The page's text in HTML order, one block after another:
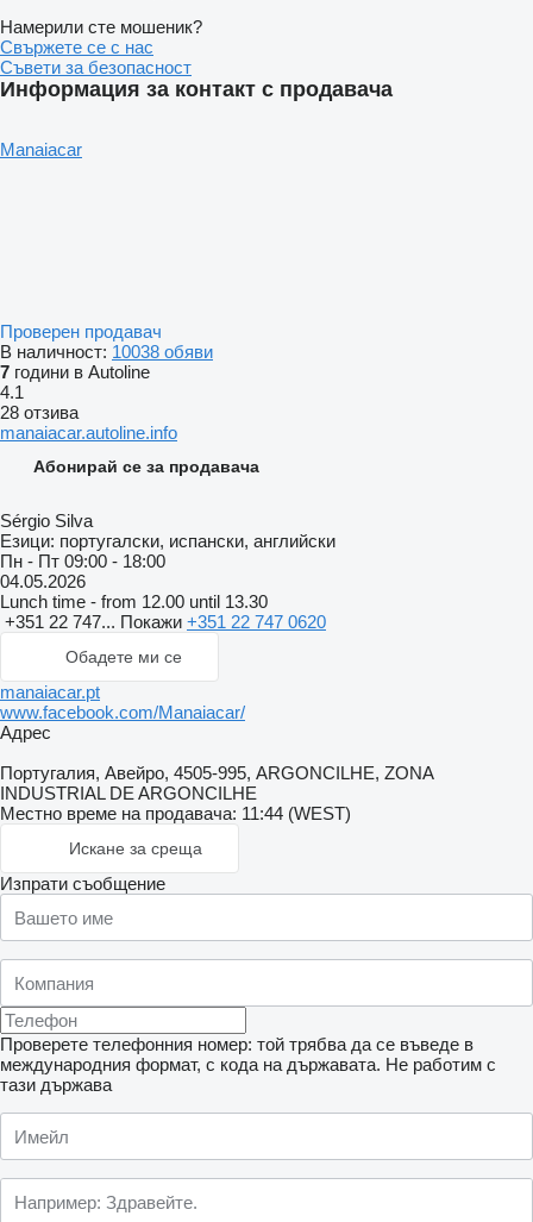
Намерили сте мошеник?
Свържете се с нас
Съвети за безопасност
Информация за контакт с продавача
Manaiacar
Проверен продавач
В наличност: 10038 обяви
7 години в Autoline
4.1
28 отзива
manaiacar.autoline.info
Абонирай се за продавача
Sérgio Silva
Езици: португалски, испански, английски
Пн - Пт 09:00 - 18:00
04.05.2026
Lunch time - from 12.00 until 13.30
+351 22 747... Покажи +351 22 747 0620
Обадете ми се
manaiacar.pt
www.facebook.com/Manaiacar/
Адрес
Португалия, Авейро, 4505-995, ARGONCILHE, ZONA
INDUSTRIAL DE ARGONCILHE
Местно време на продавача: 11:44 (WEST)
Искане за среща
Изпрати съобщение
Проверете телефонния номер: той трябва да се въведе в
международния формат, с кода на държавата. Не работим с
тази държава